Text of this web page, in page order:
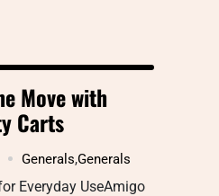
Move with
Carts
Generals,Generals
Everyday UseAmigo